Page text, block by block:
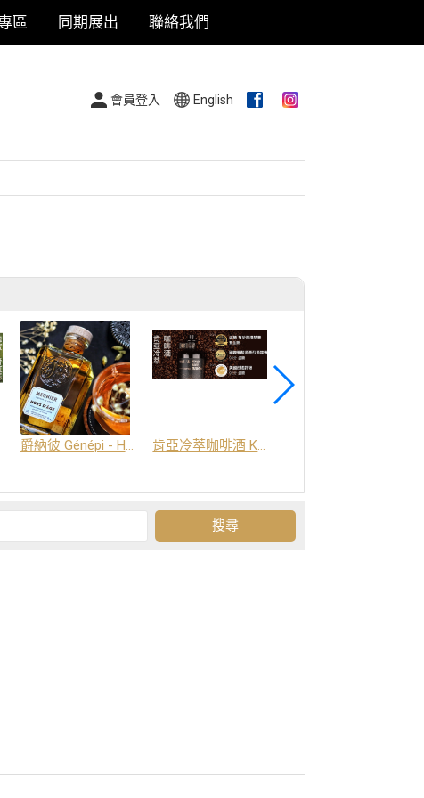
區 同期展出 聯絡我們
會員登入 English
爵納彼 Génépi - Hors d'Age (橡木桶陳釀) -阿爾卑斯山草本酒 肯亞冷萃咖啡酒 Kenya Coffee Brew